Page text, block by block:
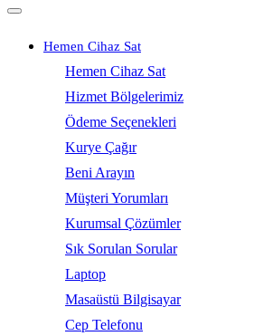
Hemen Cihaz Sat
Hemen Cihaz Sat
Hizmet Bölgelerimiz
Ödeme Seçenekleri
Kurye Çağır
Beni Arayın
Müşteri Yorumları
Kurumsal Çözümler
Sık Sorulan Sorular
Laptop
Masaüstü Bilgisayar
Cep Telefonu